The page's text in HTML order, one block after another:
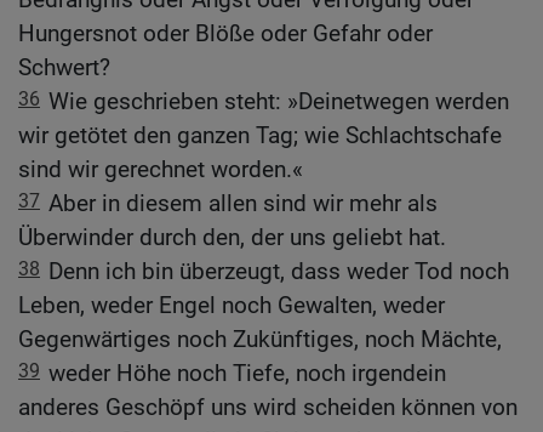
Hungersnot oder Blöße oder Gefahr oder
Schwert?
36 Wie geschrieben steht: »Deinetwegen werden
wir getötet den ganzen Tag; wie Schlachtschafe
sind wir gerechnet worden.«
37 Aber in diesem allen sind wir mehr als
Überwinder durch den, der uns geliebt hat.
38 Denn ich bin überzeugt, dass weder Tod noch
Leben, weder Engel noch Gewalten, weder
Gegenwärtiges noch Zukünftiges, noch Mächte,
39 weder Höhe noch Tiefe, noch irgendein
anderes Geschöpf uns wird scheiden können von